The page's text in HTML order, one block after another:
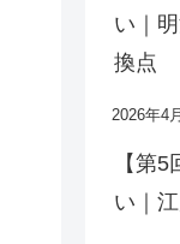
い｜
換点
2026年4
【第
い｜